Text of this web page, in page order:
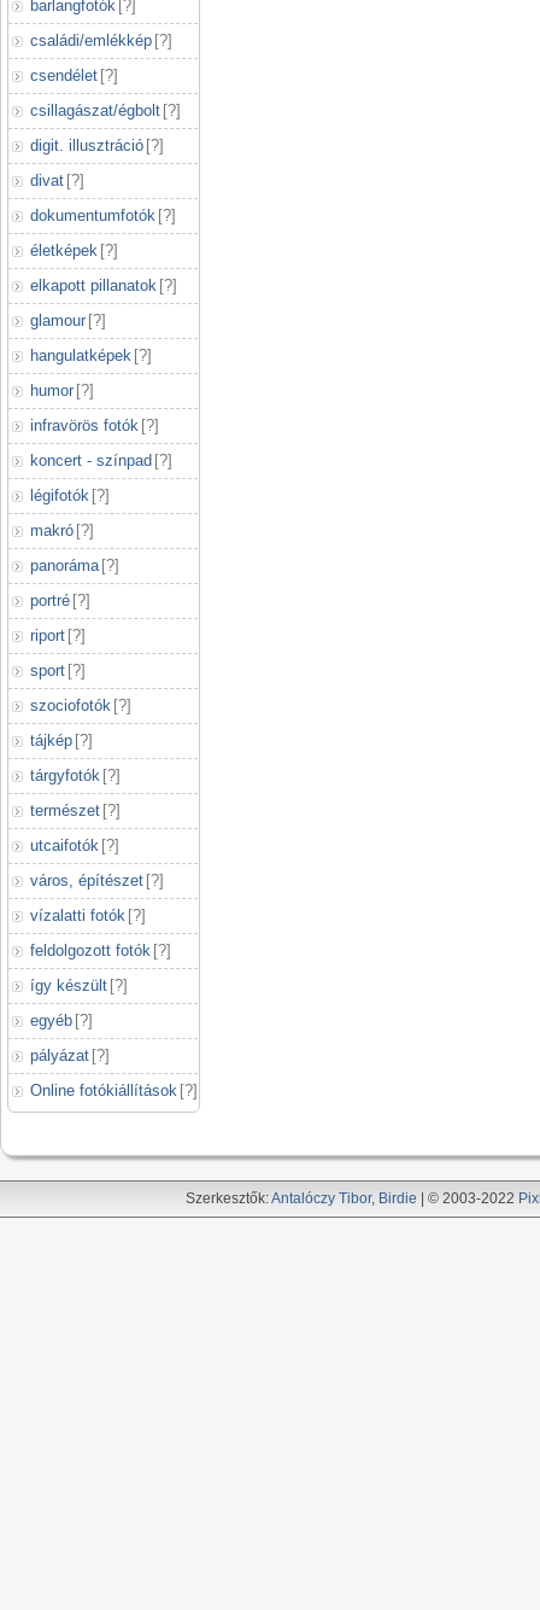
barlangfotók [?]
családi/emlékkép [?]
csendélet [?]
csillagászat/égbolt [?]
digit. illusztráció [?]
divat [?]
dokumentumfotók [?]
életképek [?]
elkapott pillanatok [?]
glamour [?]
hangulatképek [?]
humor [?]
infravörös fotók [?]
koncert - színpad [?]
légifotók [?]
makró [?]
panoráma [?]
portré [?]
riport [?]
sport [?]
szociofotók [?]
tájkép [?]
tárgyfotók [?]
természet [?]
utcaifotók [?]
város, építészet [?]
vízalatti fotók [?]
feldolgozott fotók [?]
így készült [?]
egyéb [?]
pályázat [?]
Online fotókiállítások [?]
Szerkesztők:Antalóczy Tibor, Birdie | © 2003-2022